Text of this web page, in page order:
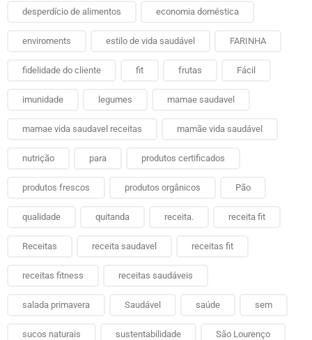
desperdício de alimentos economia doméstica
enviroments estilo de vida saudável FARINHA
fidelidade do cliente fit frutas Fácil
imunidade legumes mamae saudavel
mamae vida saudavel receitas mamãe vida saudável
nutrição para produtos certificados
produtos frescos produtos orgânicos Pão
qualidade quitanda receita. receita fit
Receitas receita saudavel receitas fit
receitas fitness receitas saudáveis
salada primavera Saudável saúde sem
sucos naturais sustentabilidade São Lourenço